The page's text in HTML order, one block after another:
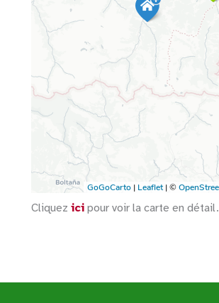
Cliquez ici pour voir la carte en détail.